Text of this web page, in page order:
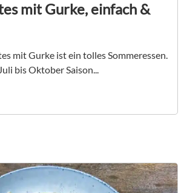
mit Gurke, einfach &
mit Gurke ist ein tolles Sommeressen.
bis Oktober Saison...